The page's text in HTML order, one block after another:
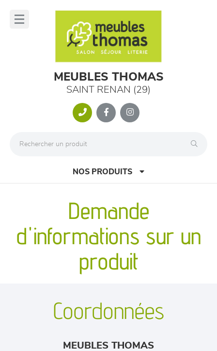
MEUBLES THOMAS
SAINT RENAN (29)
NOS PRODUITS
canapés et fauteuils
séjours
meubles de complément
chambres et dressing
Demande
d'informations sur un
produit
Coordonnées
MEUBLES THOMAS